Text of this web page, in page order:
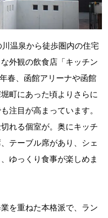
温泉から徒歩圏内の住宅
外観の飲食店「キッチン
春、函館アリーナや函館
町にあった頃よりさらに
注目が高まっています。
れる個室が。奥にキッチ
テーブル席があり、シェ
ゆっくり食事が楽しめま
を重ねた本格派で、ラン